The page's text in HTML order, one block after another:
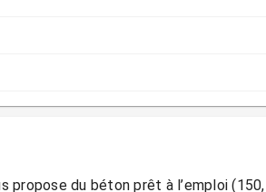
propose du béton prêt à l’emploi